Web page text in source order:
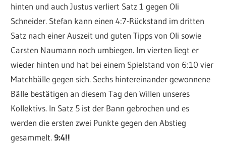
hinten und auch Justus verliert Satz 1 gegen Oli
Schneider. Stefan kann einen 4:7-Rückstand im dritten
Satz nach einer Auszeit und guten Tipps von Oli sowie
Carsten Naumann noch umbiegen. Im vierten liegt er
wieder hinten und hat bei einem Spielstand von 6:10 vier
Matchbälle gegen sich. Sechs hintereinander gewonnene
Bälle bestätigen an diesem Tag den Willen unseres
Kollektivs. In Satz 5 ist der Bann gebrochen und es
werden die ersten zwei Punkte gegen den Abstieg
gesammelt.9:4!!